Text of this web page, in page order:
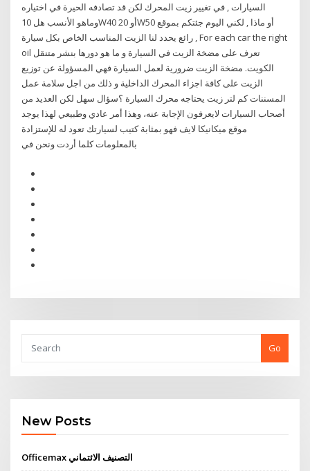
السيارات , في تغيير زيت المحرك لكن قد تصادفه الحيرة في اختياره
وماهو الأنسب هل 10W40 أو 20W50 أو ماذا , لكني اليوم جئتكم بموقع
رائع يحدد لنا الزيت المناسب الخاص بكل سيارة , For each car the right
oil تعرف على مضخة الزيت في السيارة و ما هو دورها بنشر متنقل
الكويت. مضخة الزيت ضرورية لعمل السيارة فهي المسؤولة عن توزيع
الزيت على كافة اجزاء المحرك الداخلية و ذلك من اجل سلامة عمل
المسننات كم لتر زيت يحتاجه محرك السيارة ؟سؤال سهل لكن العديد من
أصحاب السيارات لايعرفون الإجابة عنه، وهذا أمر عادي وطبيعي لهذا يوجد
موقع ميكانيكا لايف فهو بمثابة كتيب لسيارتك تعود له للإستزادة
بالمعلومات كلما أردت ونحن في
Go
New Posts
Officemax التصنيف الائتماني